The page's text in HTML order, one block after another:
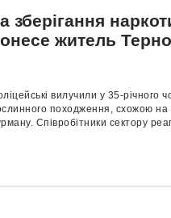
зберігання
житель
вилучили у 35-річного
походження, схожою на
Співробітники сектору